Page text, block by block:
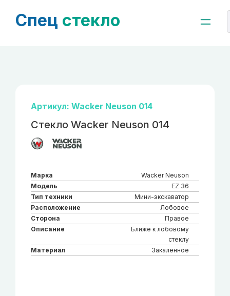
Спец стекло
Артикул: Wacker Neuson 014
Стекло Wacker Neuson 014
Марка
Wacker Neuson
Модель
EZ 36
Тип техники
Мини-экскаватор
Расположение
Лобовое
Сторона
Правое
Описание
Ближе к лобовому
стеклу
Материал
Закаленное